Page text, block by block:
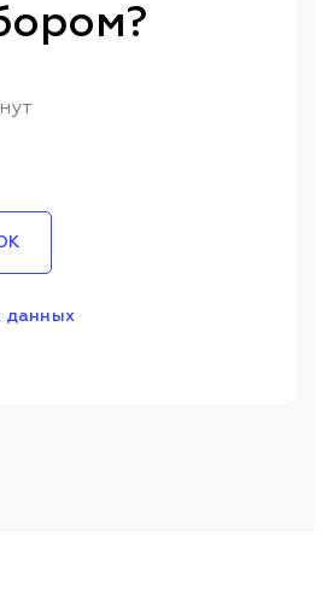
данных